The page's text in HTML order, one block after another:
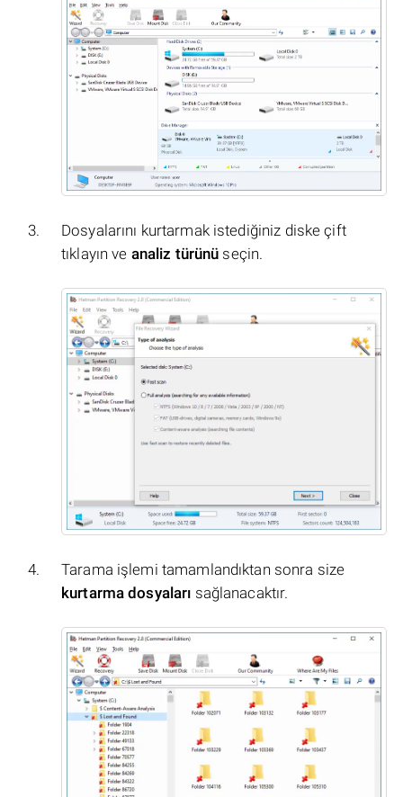
Dosyalarını kurtarmak istediğiniz diske çift
tıklayın ve analiz türünü seçin.
Tarama işlemi tamamlandıktan sonra size
kurtarma dosyaları sağlanacaktır.